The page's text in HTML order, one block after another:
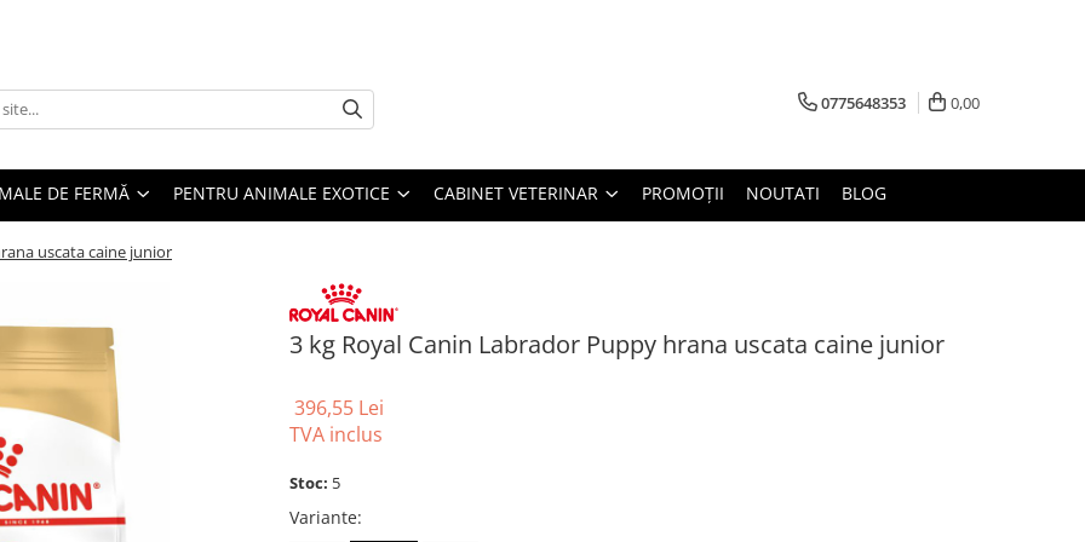
0775648353 0,00
DE FERMĂ PENTRU ANIMALE EXOTICE CABINET VETERINAR PROMOȚII NOUTATI BLOG
uscata caine junior
3 kg Royal Canin Labrador Puppy hrana uscata caine junior
396,55 Lei
TVA inclus
Stoc: 5
Variante: